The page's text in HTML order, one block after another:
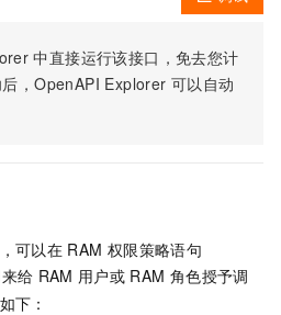
中直接运行该接口，免去您计
，OpenAPI Explorer 可以自动
可以在 RAM 权限策略语句
给 RAM 用户或 RAM 角色授予调
下：